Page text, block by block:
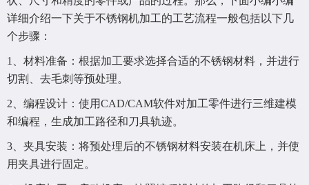
详细介绍一下关于不锈钢机加工的工艺流程一般包括以下几
个步骤：
1、材料准备：根据加工要求选择合适的不锈钢材料，并进行
切割、去毛刺等预处理。
2、编程设计：使用CAD/CAM软件对加工零件进行三维建模
和编程，生成加工路径和刀具轨迹。
3、夹具安装：将预处理后的不锈钢材料安装在机床上，并使
用夹具进行固定。